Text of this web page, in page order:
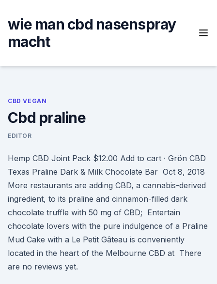
content
wie man cbd nasenspray
macht
CBD VEGAN
Cbd praline
EDITOR
Hemp CBD Joint Pack $12.00 Add to cart · Grön CBD
Texas Praline Dark & Milk Chocolate Bar Oct 8, 2018
More restaurants are adding CBD, a cannabis-derived
ingredient, to its praline and cinnamon-filled dark
chocolate truffle with 50 mg of CBD; Entertain
chocolate lovers with the pure indulgence of a Praline
Mud Cake with a Le Petit Gâteau is conveniently
located in the heart of the Melbourne CBD at There
are no reviews yet.